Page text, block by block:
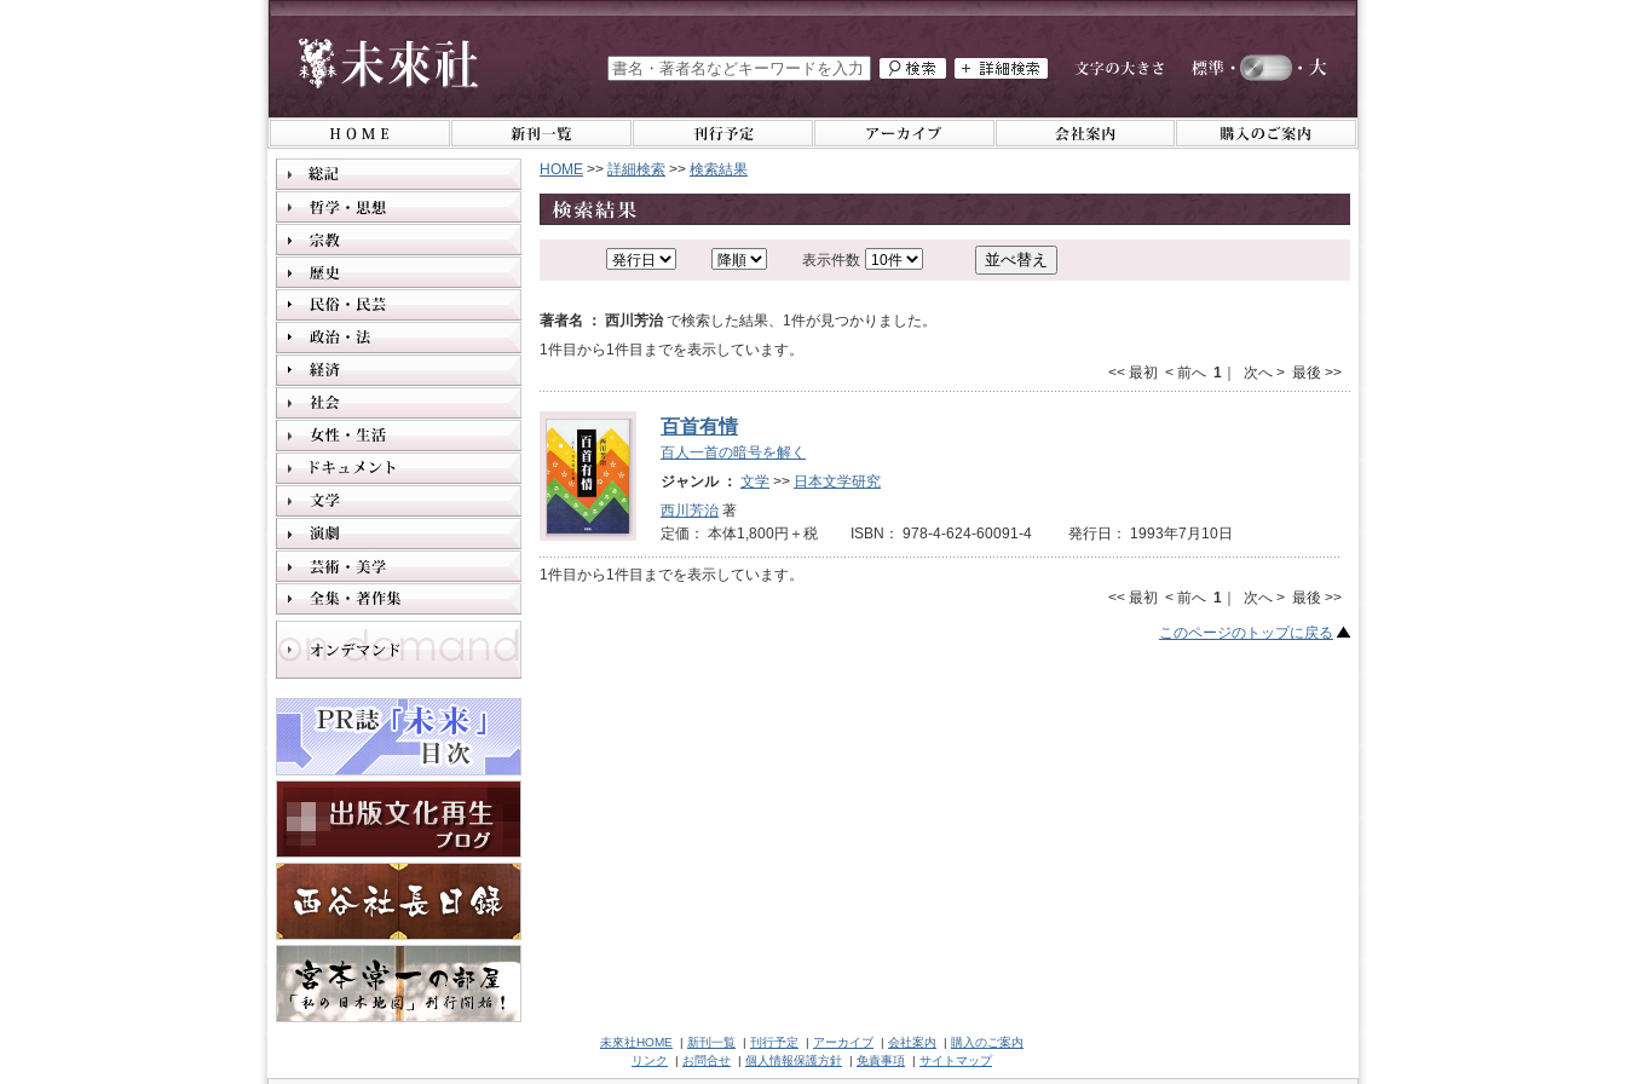
HOME >> 詳細検索 >> 検索結果
表示件数
著者名 ： 西川芳治で検索した結果、1件が見つかりました。
1件目から1件目までを表示しています。
<< 最初 < 前へ 1 ｜ 次へ > 最後 >>
百首有情
百人一首の暗号を解く
ジャンル ： 文学 >> 日本文学研究
西川芳治 著
定価： 本体1,800円＋税 ISBN： 978-4-624-60091-4 発行日： 1993年7月10日
1件目から1件目までを表示しています。
<< 最初 < 前へ 1 ｜ 次へ > 最後 >>
このページのトップに戻る
未來社HOME | 新刊一覧 | 刊行予定 | アーカイブ | 会社案内 | 購入のご案内
リンク
| お問合せ | 個人情報保護方針 | 免責事項 | サイトマップ